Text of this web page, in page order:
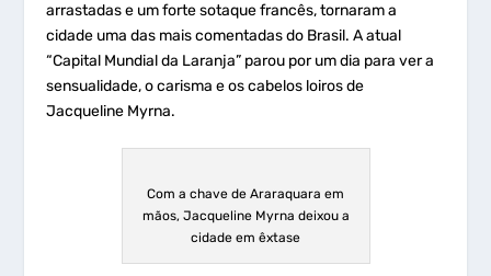
arrastadas e um forte sotaque francês, tornaram a
cidade uma das mais comentadas do Brasil. A atual
“Capital Mundial da Laranja” parou por um dia para ver a
sensualidade, o carisma e os cabelos loiros de
Jacqueline Myrna.
Com a chave de Araraquara em
mãos, Jacqueline Myrna deixou a
cidade em êxtase